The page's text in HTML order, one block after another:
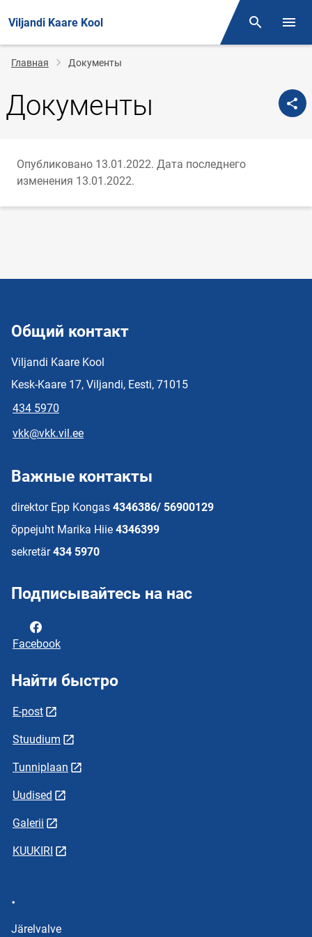
Viljandi Kaare Kool Поиск
Строка
навигации
Главная Документы
Документы
Опубликовано 13.01.2022. Дата последнего
изменения 13.01.2022.
Общий контакт
Viljandi Kaare Kool
Kesk-Kaare 17, Viljandi, Eesti, 71015
434 5970
vkk@vkk.vil.ee
Важные контакты
direktor Epp Kongas 4346386/ 56900129
õppejuht Marika Hiie 4346399
sekretär 434 5970
Подписывайтесь на нас
Facebook
Найти быстро
E-post
Stuudium
Tunniplaan
Uudised
Galerii
KUUKIRI
.
Järelvalve